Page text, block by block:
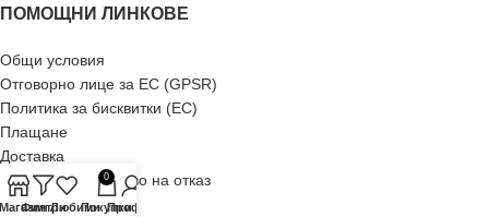
ПОМОЩНИ ЛИНКОВЕ
Общи условия
Отговорно лице за ЕС (GPSR)
Политика за бисквитки (ЕС)
Плащане
Доставка
Рекламация и право на отказ
Връщане
ФилтриЛюбими
0
Покупки
Профил